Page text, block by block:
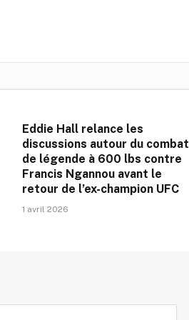
Eddie Hall relance les
discussions autour du combat
de légende à 600 lbs contre
Francis Ngannou avant le
retour de l’ex-champion UFC
1 avril 2026